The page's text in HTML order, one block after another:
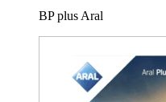
BP plus Aral